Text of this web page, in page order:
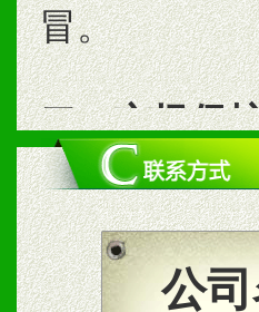
冒。
二、市场保
1、统一市
商利润。
2、区域独
公司